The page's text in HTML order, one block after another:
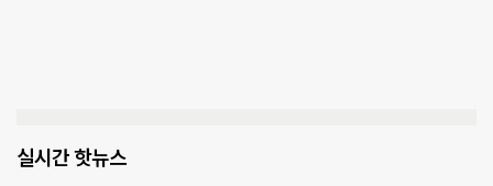
실시간 핫뉴스